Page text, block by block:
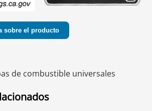
sobre el producto
de combustible universales